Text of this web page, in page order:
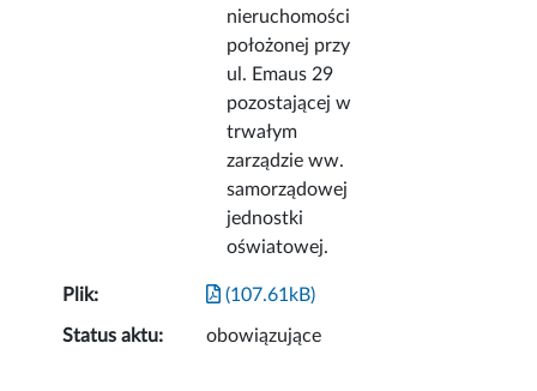
nieruchomości
położonej przy
ul. Emaus 29
pozostającej w
trwałym
zarządzie ww.
samorządowej
jednostki
oświatowej.
Plik: (107.61kB)
Status aktu: obowiązujące